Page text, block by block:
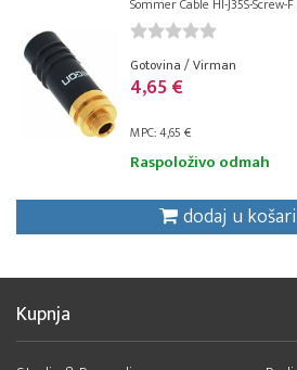
Sommer Cable HI-J35S-Screw-F
Gotovina / Virman
4,65 €
MPC: 4,65 €
Raspoloživo odmah
dodaj u
Kupnja